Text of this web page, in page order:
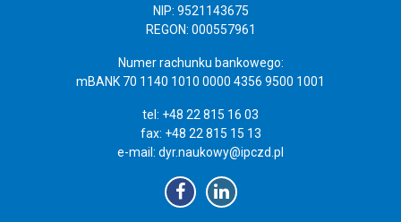
NIP: 9521143675
REGON: 000557961
Numer rachunku bankowego:
mBANK 70 1140 1010 0000 4356 9500 1001
tel: +48 22 815 16 03
fax: +48 22 815 15 13
e-mail: dyr.naukowy@ipczd.pl